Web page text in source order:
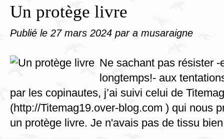
Un protège livre
Publié le 27 mars 2024 par a musaraigne
Ne sachant pas résister
longtemps!- aux
par les copinautes, j’ai suivi celui de
(http://Titemag19.over-blog.com ) qui nous
un protège livre. Je n'avais pas de tissu